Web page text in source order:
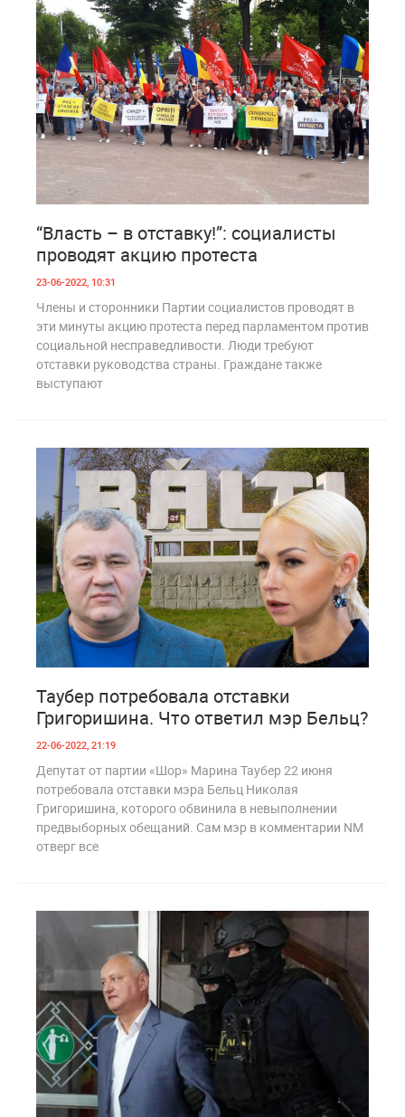
“Власть – в отставку!”: социалисты
проводят акцию протеста
23-06-2022, 10:31
Члены и сторонники Партии социалистов проводят в
эти минуты акцию протеста перед парламентом против
социальной несправедливости. Люди требуют
отставки руководства страны. Граждане также
выступают
0
Таубер потребовала отставки
Григоришина. Что ответил мэр Бельц?
22-06-2022, 21:19
Депутат от партии «Шор» Марина Таубер 22 июня
потребовала отставки мэра Бельц Николая
Григоришина, которого обвинила в невыполнении
предвыборных обещаний. Сам мэр в комментарии NM
отверг все